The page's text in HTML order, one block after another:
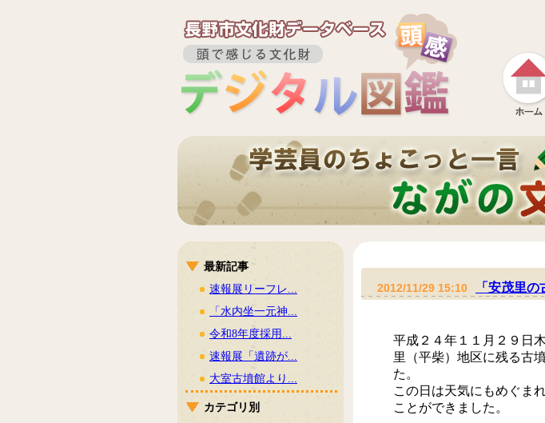
最新記事
速報展リーフレ...
「水内坐一元神...
令和8年度採用...
速報展「遺跡が...
大室古墳館より...
カテゴリ別
2012/11/29 15:10 「安茂里
平成２４年１１月２９日
里（平柴）地区に残る古
た。
この日は天気にもめぐま
ことができました。